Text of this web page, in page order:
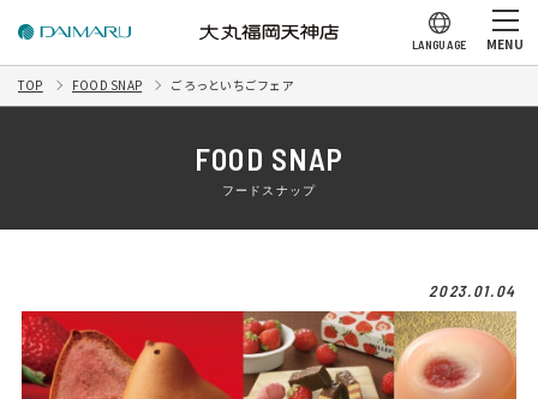
LANGUAGE MENU
TOP FOOD SNAP ごろっといちごフェア
FOOD SNAP
フードスナップ
2023.01.04